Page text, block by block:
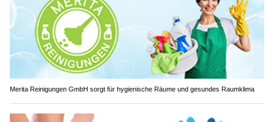
Merita Reinigungen GmbH sorgt für hygienische Räume und gesundes Raumklima